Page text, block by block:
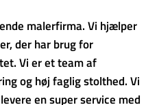
malerfirma. Vi hjælper
der har brug for
Vi er et team af
og høj faglig stolthed. Vi
en super service med